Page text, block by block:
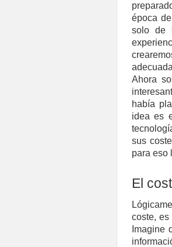
época
solo de
Ahora
había
idea es
sus
para eso
El
coste,
Imagine